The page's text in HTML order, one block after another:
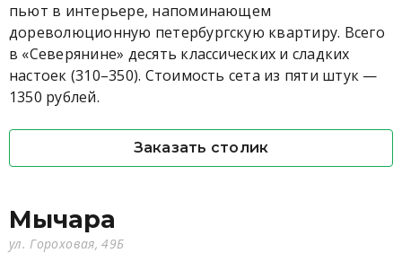
пьют в интерьере, напоминающем
дореволюционную петербургскую квартиру. Всего
в «Северянине» десять классических и сладких
настоек (310–350). Стоимость сета из пяти штук —
1350 рублей.
Заказать столик
Мычара
ул. Гороховая, 49Б